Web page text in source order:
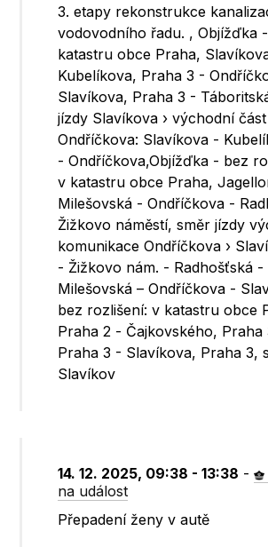
3. etapy rekonstrukce
vodovodního řadu. , Objížďka
katastru obce Praha,
Kubelíkova, Praha 3 -
Slavíkova, Praha 3 -
jízdy Slavíkova › východní
Ondříčkova: Slavíkova -
- Ondříčkova,Objížďka - bez
v katastru obce Praha,
Milešovská - Ondříčkova -
Žižkovo náměstí, směr jízdy
komunikace Ondříčkova ›
- Žižkovo nám. - Radhošťská
Milešovská – Ondříčkova -
bez rozlišení: v katastru obce
Praha 2 - Čajkovského,
Praha 3 - Slavíkova, Praha 3,
Slavíkov
14. 12. 2025, 09:38 - 13:38 -
na událost
Přepadení ženy v autě